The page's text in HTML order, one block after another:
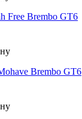
Free Brembo GT6
Brembo GT6